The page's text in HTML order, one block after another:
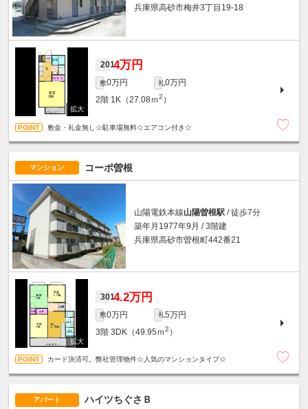
兵庫県高砂市梅井3丁目19-18
2014万円
敷0万円 礼0万円
2階 1K（27.08ｍ2 ）
敷金・礼金無し☆駐車場無料☆エアコン付き☆
マンション コーポ曽根
山陽電鉄本線山陽曽根駅 / 徒歩7分
築年月1977年9月 / 3階建
兵庫県高砂市曽根町442番21
3014.2万円
敷0万円 礼5万円
3階 3DK（49.95ｍ2 ）
カード決済可。弊社管理物件☆人気のマンションタイプ☆
アパート ハイツちぐさＢ